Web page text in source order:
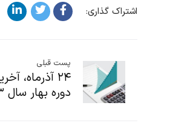
اشتراک گذاری:
پست قبلی
۲۴ آذرماه،
دوره بهار سال ۱۴۰۳